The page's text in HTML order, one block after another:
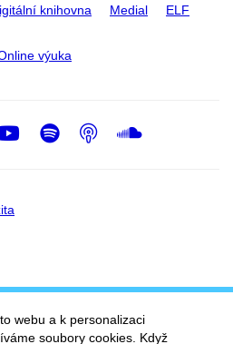
knihovna Medial ELF
výuka
Youtube
Spotify
Podcast
webu a k personalizaci
soubory cookies. Když